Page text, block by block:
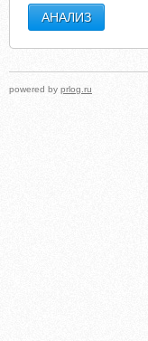
powered by prlog.ru